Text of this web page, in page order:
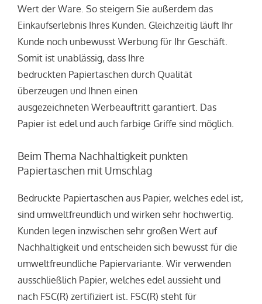
Wert der Ware. So steigern Sie außerdem das
Einkaufserlebnis Ihres Kunden. Gleichzeitig läuft Ihr
Kunde noch unbewusst Werbung für Ihr Geschäft.
Somit ist unablässig, dass Ihre
bedruckten Papiertaschen durch Qualität
überzeugen und Ihnen einen
ausgezeichneten Werbeauftritt garantiert. Das
Papier ist edel und auch farbige Griffe sind möglich.
Beim Thema Nachhaltigkeit punkten
Papiertaschen mit Umschlag
Bedruckte Papiertaschen aus Papier, welches edel ist,
sind umweltfreundlich und wirken sehr hochwertig.
Kunden legen inzwischen sehr großen Wert auf
Nachhaltigkeit und entscheiden sich bewusst für die
umweltfreundliche Papiervariante. Wir verwenden
ausschließlich Papier, welches edel aussieht und
nach FSC(R) zertifiziert ist. FSC(R) steht für